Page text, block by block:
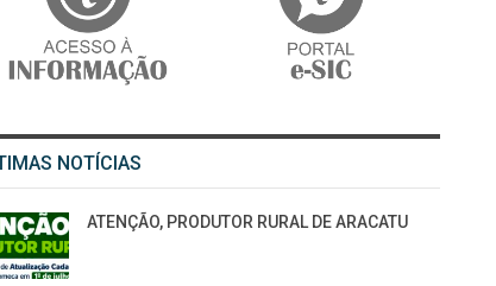
NOTÍCIAS
ATENÇÃO, PRODUTOR RURAL DE ARACATU